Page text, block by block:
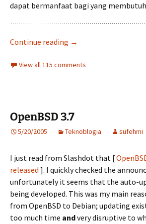
dapat bermanfaat bagi yang
Continue reading Razia software :
→
View all 115 comments
OpenBSD 3.7
5/20/2005 Teknoblogia sufehmi
I just read from Slashdot that [
released ]. I quickly checked the
unfortunately it seems that the auto-
being developed. This was my main
from OpenBSD to Debian; updating
too much time andvery disruptive to